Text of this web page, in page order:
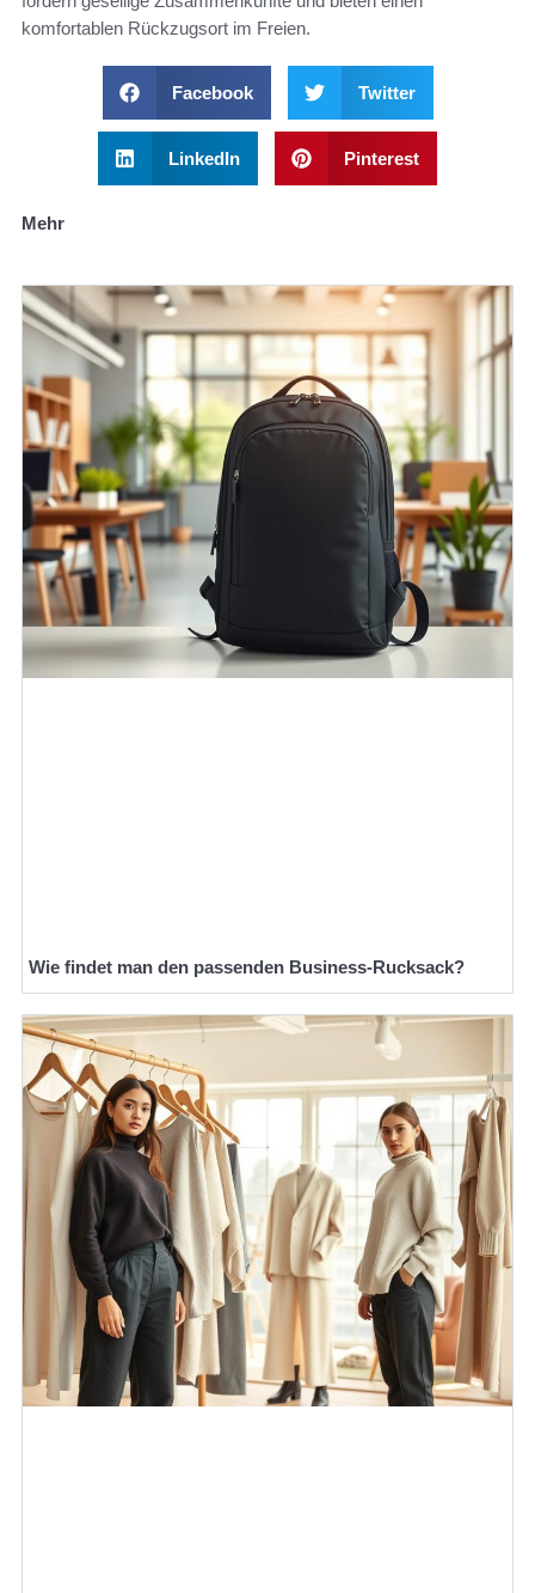
komfortablen Rückzugsort im Freien.
Facebook Twitter
LinkedIn Pinterest
Mehr
Wie findet man den passenden Business-Rucksack?